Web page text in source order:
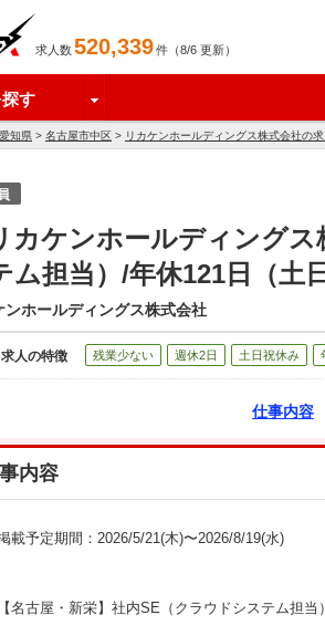
求人数520,339件（8/6 更新）
す
愛知県 > 名古屋市中区 > リカケンホールディングス株式会社の
カケンホールディング
ム担当）/年休121日（土
ンホールディングス株式会社
求人の特徴 残業少ない 週休2日 土日祝休み
仕事内容
内容
載予定期間：2026/5/21(木)〜2026/8/19(水)
【名古屋・新栄】社内SE（クラウドシステム担当